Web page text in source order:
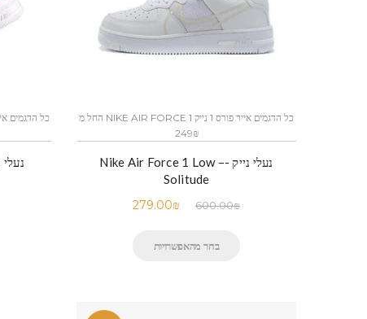
כל הדגמים אייר פורס 1 נייק NIKE AIR FORCE 1 החל מ
249₪
נעלי נייק -Nike Air Force 1 Low –
Solitude
600.00₪
279.00₪
בחר מהאפשרויות